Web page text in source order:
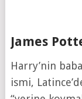
James
Harry’nin
ismi,